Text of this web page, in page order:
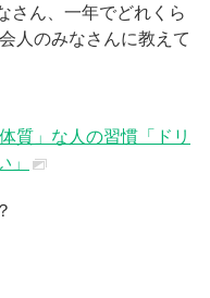
さん、一年でどれくら
人のみなさんに教えて
質」な人の習慣「ドリ
」